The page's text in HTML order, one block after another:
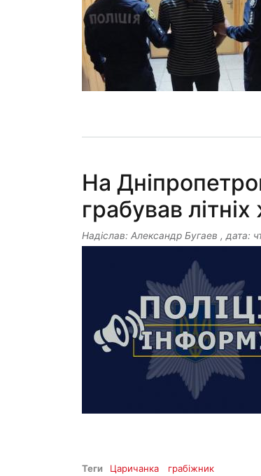
На
грабував літніх
Надіслав: Александр Бугаев , дата:
Теги Царичанка грабіжник